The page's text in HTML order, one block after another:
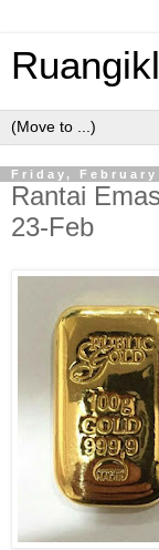
Friday, February
Rantai
23-Feb